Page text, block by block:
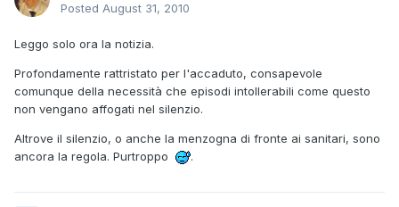
Posted August 31, 2010
Leggo solo ora la notizia.
Profondamente rattristato per l'accaduto, consapevole
comunque della necessità che episodi intollerabili come questo
non vengano affogati nel silenzio.
Altrove il silenzio, o anche la menzogna di fronte ai sanitari, sono
ancora la regola. Purtroppo
.